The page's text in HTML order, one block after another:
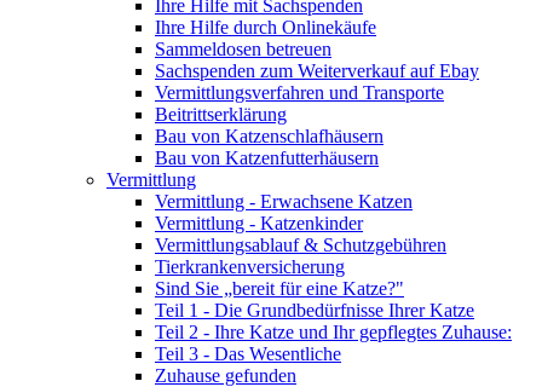
Ihre Hilfe mit Sachspenden
Ihre Hilfe durch Onlinekäufe
Sammeldosen betreuen
Sachspenden zum Weiterverkauf auf Ebay
Vermittlungsverfahren und Transporte
Beitrittserklärung
Bau von Katzenschlafhäusern
Bau von Katzenfutterhäusern
Vermittlung
Vermittlung - Erwachsene Katzen
Vermittlung - Katzenkinder
Vermittlungsablauf & Schutzgebühren
Tierkrankenversicherung
Sind Sie „bereit für eine Katze?"
Teil 1 - Die Grundbedürfnisse Ihrer Katze
Teil 2 - Ihre Katze und Ihr gepflegtes Zuhause:
Teil 3 - Das Wesentliche
Zuhause gefunden